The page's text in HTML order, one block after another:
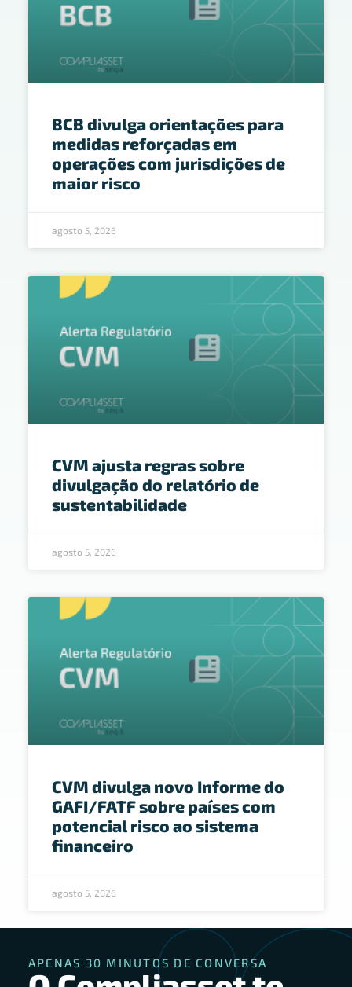
BCB divulga orientações para
medidas reforçadas em
operações com jurisdições de
maior risco
agosto 5, 2026
CVM ajusta regras sobre
divulgação do relatório de
sustentabilidade
agosto 5, 2026
CVM divulga novo Informe do
GAFI/FATF sobre países com
potencial risco ao sistema
financeiro
agosto 5, 2026
APENAS 30 MINUTOS DE CONVERSA